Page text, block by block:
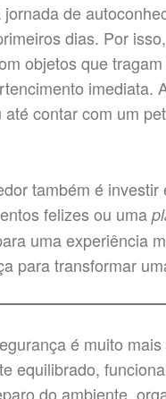
de
dias. Por
objetos que
imediata.
contar com um
também é
felizes ou uma
uma experiência
para transformar
é muito
equilibrado,
do ambiente,